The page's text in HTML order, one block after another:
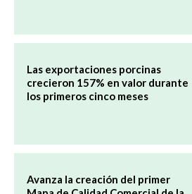
Las exportaciones porcinas
crecieron 157% en valor durante
los primeros cinco meses
Avanza la creación del primer